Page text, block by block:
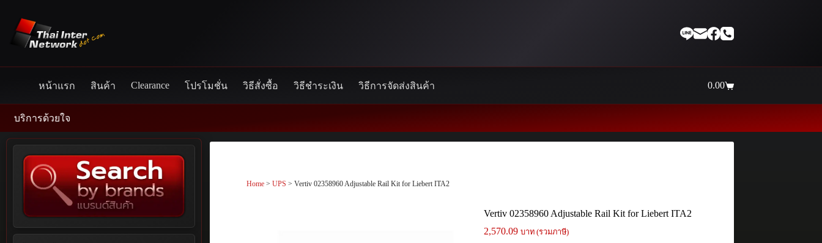
content
หน้าแรก สินค้า Clearance โปรโมชั่น วิธีสั่งซื้อ วิธีชำระเงิน วิธีการจัดส่งสินค้า
Shopping
0.00
วยใจ
Home >UPS > Vertiv 02358960 Adjustable Rail Kit for Liebert ITA2
Vertiv 02358960 Adjustable Rail Kit for Liebert ITA2
2,570.09 บาท (รวมภาษี)